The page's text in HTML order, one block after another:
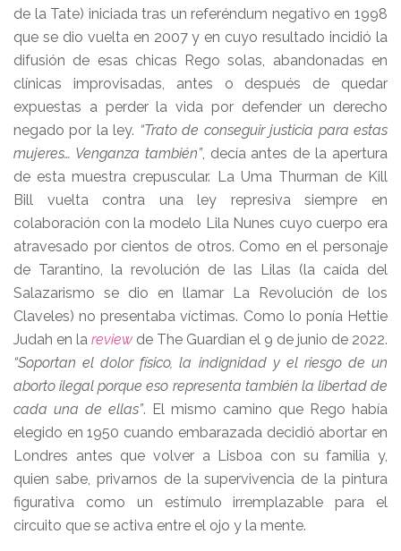
de la Tate) iniciada tras un referéndum negativo en 1998
que se dio vuelta en 2007 y en cuyo resultado incidió la
difusión de esas chicas Rego solas, abandonadas en
clínicas improvisadas, antes o después de quedar
expuestas a perder la vida por defender un derecho
negado por la ley. “Trato de conseguir justicia para estas
mujeres… Venganza también”, decía antes de la apertura
de esta muestra crepuscular. La Uma Thurman de Kill
Bill vuelta contra una ley represiva siempre en
colaboración con la modelo Lila Nunes cuyo cuerpo era
atravesado por cientos de otros. Como en el personaje
de Tarantino, la revolución de las Lilas (la caída del
Salazarismo se dio en llamar La Revolución de los
Claveles) no presentaba víctimas. Como lo ponía Hettie
Judah en la review de The Guardian el 9 de junio de 2022.
“Soportan el dolor físico, la indignidad y el riesgo de un
aborto ilegal porque eso representa también la libertad de
cada una de ellas”. El mismo camino que Rego había
elegido en 1950 cuando embarazada decidió abortar en
Londres antes que volver a Lisboa con su familia y,
quien sabe, privarnos de la supervivencia de la pintura
figurativa como un estímulo irremplazable para el
circuito que se activa entre el ojo y la mente.